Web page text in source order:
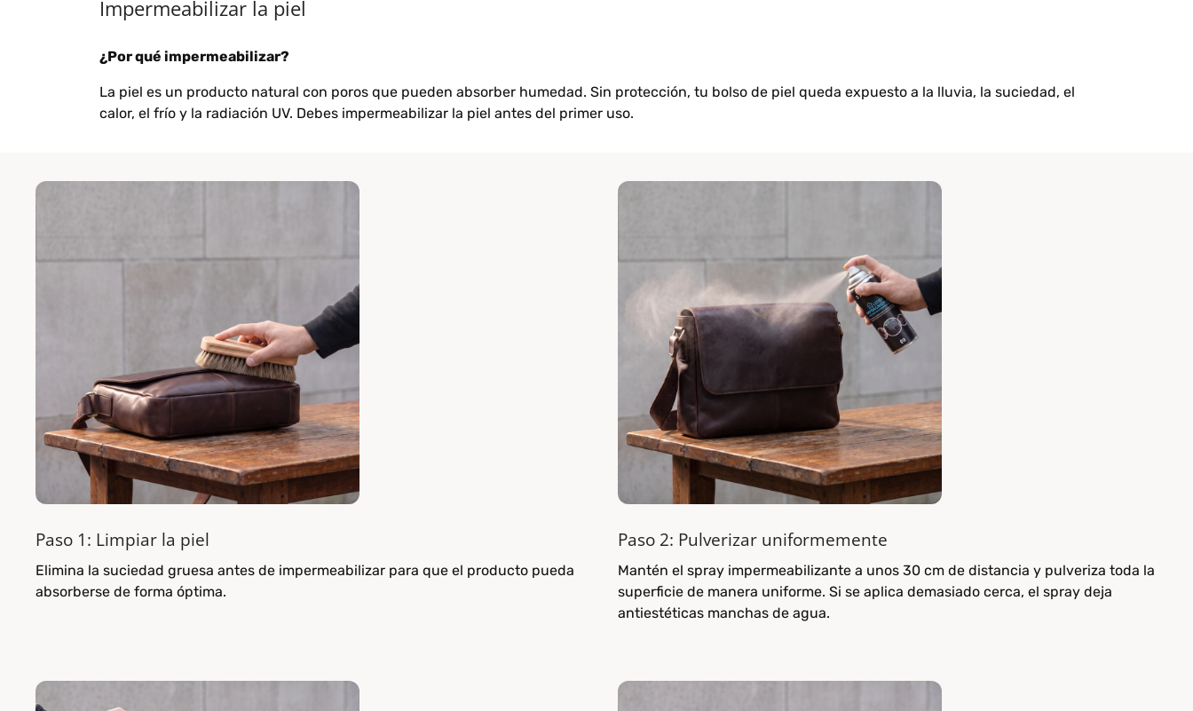
Impermeabilizar la piel
¿Por qué impermeabilizar?
La piel es un producto natural con poros que pueden absorber humedad. Sin protección, tu bolso de piel queda expuesto a la lluvia, la suciedad, el
calor, el frío y la radiación UV. Debes impermeabilizar la piel antes del primer uso.
Paso 1: Limpiar la piel
Elimina la suciedad gruesa antes de impermeabilizar para que el producto pueda
absorberse de forma óptima.
Paso 2: Pulverizar uniformemente
Mantén el spray impermeabilizante a unos 30 cm de distancia y pulveriza toda la
superficie de manera uniforme. Si se aplica demasiado cerca, el spray deja
antiestéticas manchas de agua.